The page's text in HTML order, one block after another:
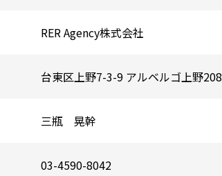
RER Agency株式会社
台東区上野7-3-9 アルベルゴ上野208
三瓶 晃幹
03-4590-8042